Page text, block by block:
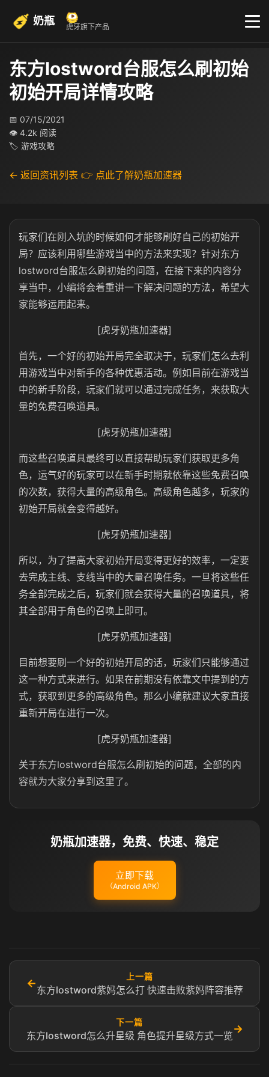
奶瓶 虎牙旗下产品
东方lostword台服怎么刷初始
初始开局详情攻略
📅 07/15/2021
👁 4.2k 阅读
🏷 游戏攻略
← 返回资讯列表 👉 点此了解奶瓶加速器
玩家们在刚入坑的时候如何才能够刷好自己的初始开
局？应该利用哪些游戏当中的方法来实现？针对东方
lostword台服怎么刷初始的问题，在接下来的内容分
享当中，小编将会着重讲一下解决问题的方法，希望大
家能够运用起来。
[虎牙奶瓶加速器]
首先，一个好的初始开局完全取决于，玩家们怎么去利
用游戏当中对新手的各种优惠活动。例如目前在游戏当
中的新手阶段，玩家们就可以通过完成任务，来获取大
量的免费召唤道具。
[虎牙奶瓶加速器]
而这些召唤道具最终可以直接帮助玩家们获取更多角
色，运气好的玩家可以在新手时期就依靠这些免费召唤
的次数，获得大量的高级角色。高级角色越多，玩家的
初始开局就会变得越好。
[虎牙奶瓶加速器]
所以，为了提高大家初始开局变得更好的效率，一定要
去完成主线、支线当中的大量召唤任务。一旦将这些任
务全部完成之后，玩家们就会获得大量的召唤道具，将
其全部用于角色的召唤上即可。
[虎牙奶瓶加速器]
目前想要刷一个好的初始开局的话，玩家们只能够通过
这一种方式来进行。如果在前期没有依靠文中提到的方
式，获取到更多的高级角色。那么小编就建议大家直接
重新开局在进行一次。
[虎牙奶瓶加速器]
关于东方lostword台服怎么刷初始的问题，全部的内
容就为大家分享到这里了。
奶瓶加速器，免费、快速、稳定
立即下载
（Android APK）
←
上一篇
东方lostword紫妈怎么打 快速击败紫妈阵容推荐
下一篇
东方lostword怎么升星级 角色提升星级方式一览
→